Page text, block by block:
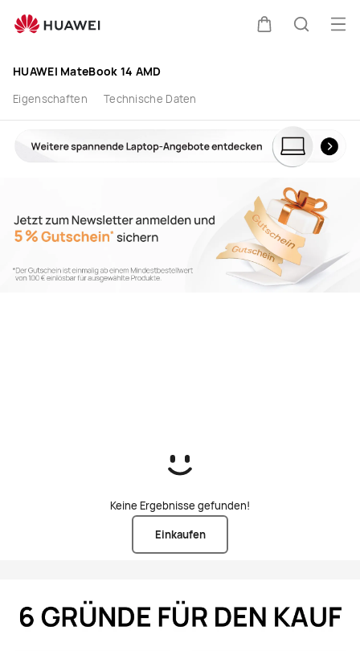
HUAWEI
MateBook
14
AMD
im
offiziellen
HUAWEI
HUAWEI MateBook 14 AMD
Eigenschaften Technische Daten
Keine Ergebnisse gefunden!
Einkaufen